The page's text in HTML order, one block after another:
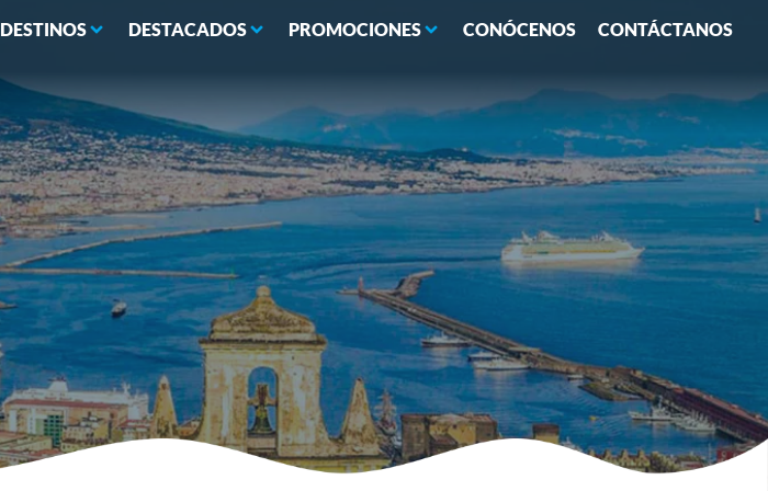
DESTINOS DESTACADOS PROMOCIONES CONÓCENOS CONTÁCTANOS